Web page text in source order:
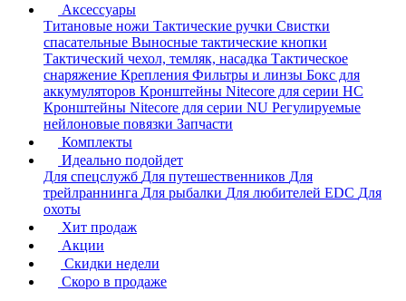
Аксессуары
Титановые ножи Тактические ручки Свистки
спасательные Выносные тактические кнопки
Тактический чехол, темляк, насадка Тактическое
снаряжение Крепления Фильтры и линзы Бокс для
аккумуляторов Кронштейны Nitecore для серии HС
Кронштейны Nitecore для серии NU Регулируемые
нейлоновые повязки Запчасти
Комплекты
Идеально подойдет
Для спецслужб Для путешественников Для
трейлраннинга Для рыбалки Для любителей EDC Для
охоты
Хит продаж
Акции
Скидки недели
Скоро в продаже